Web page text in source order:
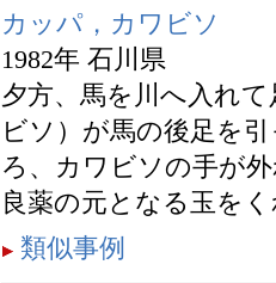
カッパ，カワビソ
1982年 石川県
夕方、馬を川へ入れ
ビソ）が馬の後足を
ろ、カワビソの手が
良薬の元となる玉を
類似事例